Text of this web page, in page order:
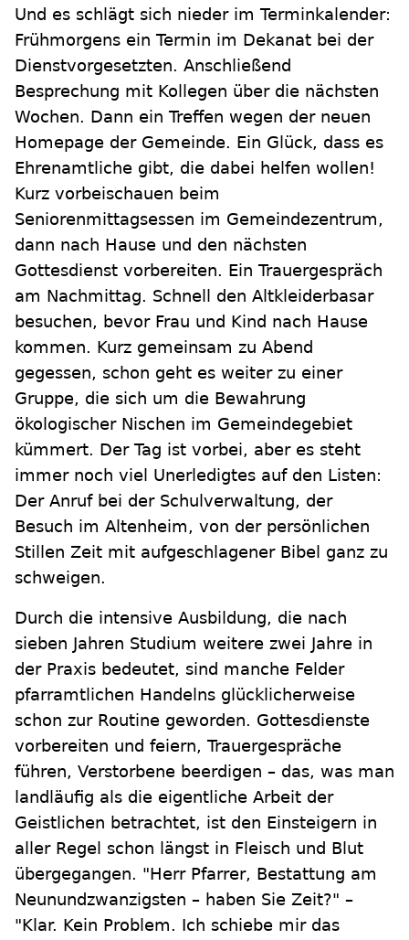
Und es schlägt sich nieder im Terminkalender:
Frühmorgens ein Termin im Dekanat bei der
Dienstvorgesetzten. Anschließend
Besprechung mit Kollegen über die nächsten
Wochen. Dann ein Treffen wegen der neuen
Homepage der Gemeinde. Ein Glück, dass es
Ehrenamtliche gibt, die dabei helfen wollen!
Kurz vorbeischauen beim
Seniorenmittagsessen im Gemeindezentrum,
dann nach Hause und den nächsten
Gottesdienst vorbereiten. Ein Trauergespräch
am Nachmittag. Schnell den Altkleiderbasar
besuchen, bevor Frau und Kind nach Hause
kommen. Kurz gemeinsam zu Abend
gegessen, schon geht es weiter zu einer
Gruppe, die sich um die Bewahrung
ökologischer Nischen im Gemeindegebiet
kümmert. Der Tag ist vorbei, aber es steht
immer noch viel Unerledigtes auf den Listen:
Der Anruf bei der Schulverwaltung, der
Besuch im Altenheim, von der persönlichen
Stillen Zeit mit aufgeschlagener Bibel ganz zu
schweigen.
Durch die intensive Ausbildung, die nach
sieben Jahren Studium weitere zwei Jahre in
der Praxis bedeutet, sind manche Felder
pfarramtlichen Handelns glücklicherweise
schon zur Routine geworden. Gottesdienste
vorbereiten und feiern, Trauergespräche
führen, Verstorbene beerdigen – das, was man
landläufig als die eigentliche Arbeit der
Geistlichen betrachtet, ist den Einsteigern in
aller Regel schon längst in Fleisch und Blut
übergegangen. "Herr Pfarrer, Bestattung am
Neunundzwanzigsten – haben Sie Zeit?" –
"Klar. Kein Problem. Ich schiebe mir das